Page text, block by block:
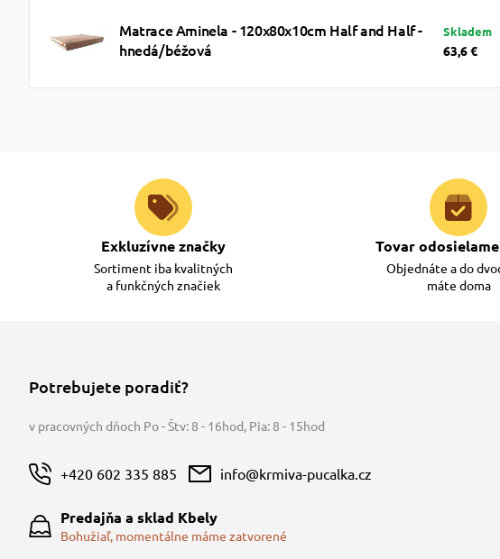
Matrace Aminela - 120x80x10cm Half and Half -
hnedá/béžová
Skladem
63,6 €
Exkluzívne značky
Sortiment iba kvalitných
a funkčných značiek
Tovar
Objednáte a do
máte doma
Potrebujete poradiť?
v pracovných dňoch Po - Štv: 8 - 16hod, Pia: 8 - 15hod
+420 602 335 885 info@krmiva-pucalka.cz
Predajňa a sklad Kbely
Bohužiaľ, momentálne máme zatvorené